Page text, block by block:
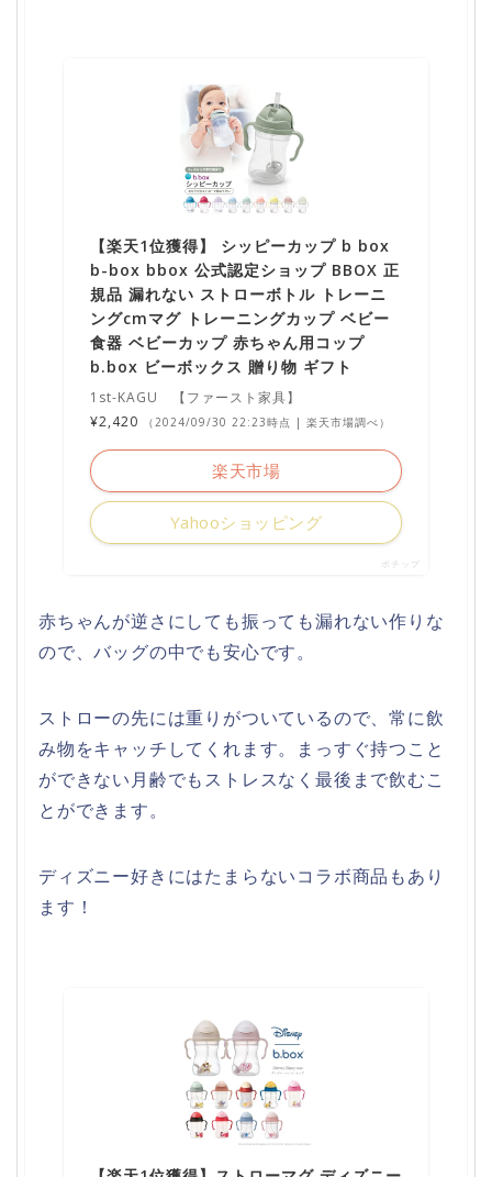
【楽天1位獲得】 シッピーカップ b box
b-box bbox 公式認定ショップ BBOX 正
規品 漏れない ストローボトル トレーニ
ングcmマグ トレーニングカップ ベビー
食器 ベビーカップ 赤ちゃん用コップ
b.box ビーボックス 贈り物 ギフト
1st-KAGU 【ファースト家具】
¥2,420
（2024/09/30 22:23時点 | 楽天市場調べ）
楽天市場
Yahooショッピング
ポチップ
赤ちゃんが逆さにしても振っても漏れない作りな
ので、バッグの中でも安心です。
ストローの先には重りがついているので、常に飲
み物をキャッチしてくれます。まっすぐ持つこと
ができない月齢でもストレスなく最後まで飲むこ
とができます。
ディズニー好きにはたまらないコラボ商品もあり
ます！